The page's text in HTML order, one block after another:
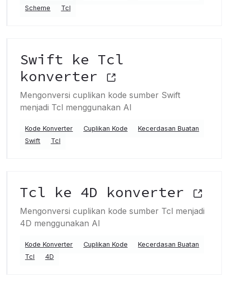
Scheme
Tcl
Swift ke Tcl
konverter
Mengonversi cuplikan kode sumber Swift
menjadi Tcl menggunakan AI
Kode Konverter Cuplikan Kode
Kecerdasan Buatan
Swift
Tcl
Tcl ke 4D konverter
Mengonversi cuplikan kode sumber Tcl menjadi
4D menggunakan AI
Kode Konverter Cuplikan Kode
Kecerdasan Buatan
Tcl
4D